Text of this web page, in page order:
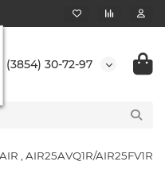
(3854) 30-72-97
, AIR25AVQ1R/AIR25FV1R